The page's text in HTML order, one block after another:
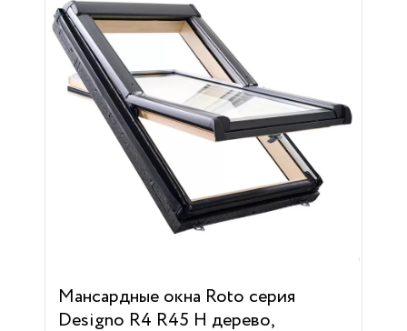
Мансардные окна Roto серия
Designo R4 R45 H дерево,